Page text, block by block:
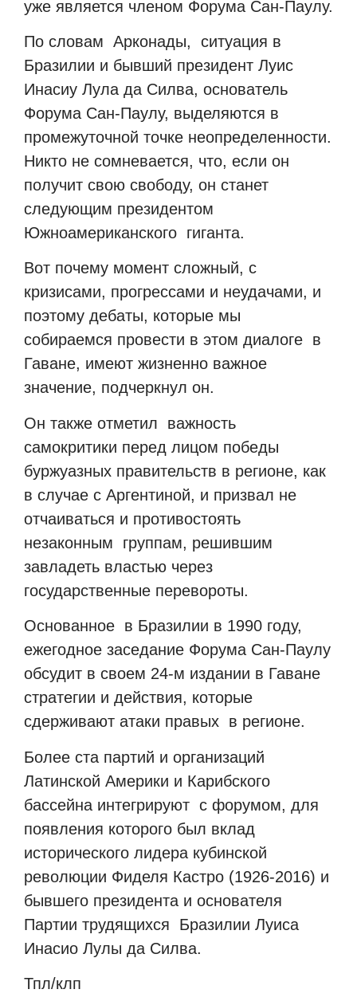
уже является членом Форума Сан-Паулу.
По словам Арконады, ситуация в
Бразилии и бывший президент Луис
Инасиу Лула да Силва, основатель
Форума Сан-Паулу, выделяются в
промежуточной точке неопределенности.
Никто не сомневается, что, если он
получит свою свободу, он станет
следующим президентом
Южноамериканского гиганта.
Вот почему момент сложный, с
кризисами, прогрессами и неудачами, и
поэтому дебаты, которые мы
собираемся провести в этом диалоге в
Гаване, имеют жизненно важное
значение, подчеркнул он.
Он также отметил важность
самокритики перед лицом победы
буржуазных правительств в регионе, как
в случае с Аргентиной, и призвал не
отчаиваться и противостоять
незаконным группам, решившим
завладеть властью через
государственные перевороты.
Основанное в Бразилии в 1990 году,
ежегодное заседание Форума Сан-Паулу
обсудит в своем 24-м издании в Гаване
стратегии и действия, которые
сдерживают атаки правых в регионе.
Более ста партий и организаций
Латинской Америки и Карибского
бассейна интегрируют с форумом, для
появления которого был вклад
исторического лидера кубинской
революции Фиделя Кастро (1926-2016) и
бывшего президента и основателя
Партии трудящихся Бразилии Луиса
Инасио Лулы да Силва.
Тпл/клп